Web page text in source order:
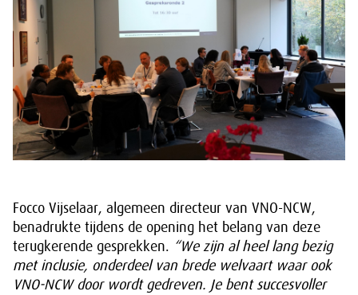
Focco Vijselaar, algemeen directeur van VNO-NCW,
benadrukte tijdens de opening het belang van deze
terugkerende gesprekken. “We zijn al heel lang bezig
met inclusie, onderdeel van brede welvaart waar ook
VNO-NCW door wordt gedreven. Je bent succesvoller